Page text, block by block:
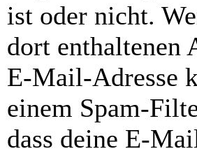
ist oder nicht.
dort enthaltenen
E-Mail-Adresse
einem Spam-
dass deine E-